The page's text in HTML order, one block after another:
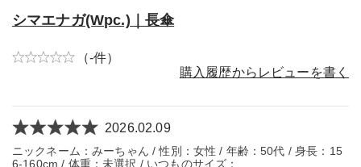
シマエナガ(Wpc.)｜長傘
（-件）
購入履歴からレビューを書く
2026.02.09
ニックネーム：みーちゃん / 性別：女性 / 年齢：50代 / 身長：15
6-160cm / 体重：未選択 / いつものサイズ：